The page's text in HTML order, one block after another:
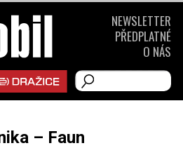
– Faun
NEWSLETTER
PŘEDPLATNÉ
O NÁS